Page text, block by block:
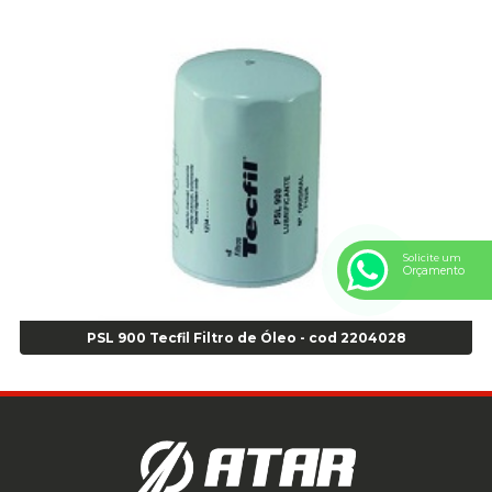
Anel Centralizador Peugeot 4pçs - Branco - Cod 01466
Anel de vedação Jumbo OR-224 TG - Cod: 03749
Anel de vedação Jumbo OR-449 Cod: 03752
Anel p/ montagem de pneu s/cam aro 22,5 - Cod 00166
Anel para Montagem do Pneu Sem Câmara Aro 24,5 - Cod 02935
Anel para Vedação OR 25 - Cod 01766
Anel para Vedação OR 325 Nacional -Cod 01768
Anel para Vedação OR 329 - Cod 01769
Anel para Vedação OR 335 Importado - Cod 01771
Anel para Vedação OR 339 - Cod 01772
PSL 900 Tecfil Filtro de Óleo - cod 2204028
Solicite um
Orçamento